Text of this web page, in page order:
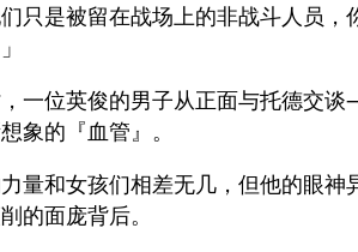
们只是被留在战场上的非战斗人员
一位英俊的男子从正面与托德交
象的『血管』。
量和女孩们相差无几，但他的眼
的面庞背后。